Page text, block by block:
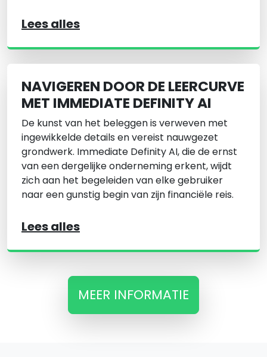
Lees alles
NAVIGEREN DOOR DE LEERCURVE
MET IMMEDIATE DEFINITY AI
De kunst van het beleggen is verweven met
ingewikkelde details en vereist nauwgezet
grondwerk. Immediate Definity AI, die de ernst
van een dergelijke onderneming erkent, wijdt
zich aan het begeleiden van elke gebruiker
naar een gunstig begin van zijn financiële reis.
Lees alles
MEER INFORMATIE